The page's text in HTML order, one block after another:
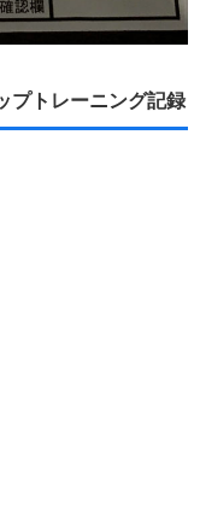
プトレーニング記録